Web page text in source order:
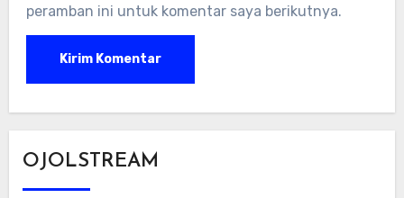
peramban ini untuk komentar saya berikutnya.
OJOLSTREAM